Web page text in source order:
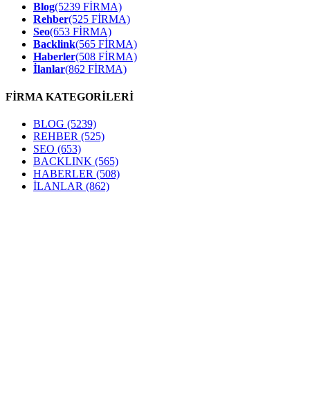
Blog(5239 FİRMA)
Rehber(525 FİRMA)
Seo(653 FİRMA)
Backlink(565 FİRMA)
Haberler(508 FİRMA)
İlanlar(862 FİRMA)
FİRMA KATEGORİLERİ
BLOG (5239)
REHBER (525)
SEO (653)
BACKLINK (565)
HABERLER (508)
İLANLAR (862)